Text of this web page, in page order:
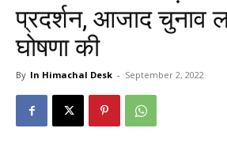
प्रदर्शन, आजाद चुनाव
घोषणा की
By In Himachal Desk - September 2, 2022